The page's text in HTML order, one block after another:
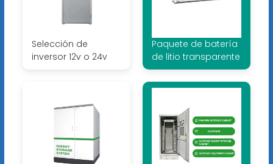
Selección de
inversor 12v o 24v
Paquete de batería
de litio transparente